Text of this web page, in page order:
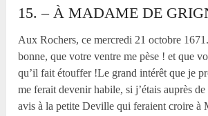
15. – À MADAME DE
Aux Rochers, ce mercredi 21 octobre
bonne, que votre ventre me pèse ! et que
qu’il fait étouffer !Le grand intérêt que je
me ferait devenir habile, si j’étais auprès
avis à la petite Deville qui feraient croire à